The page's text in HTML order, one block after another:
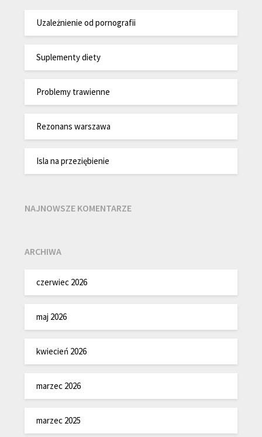
Uzależnienie od pornografii
Suplementy diety
Problemy trawienne
Rezonans warszawa
Isla na przeziębienie
NAJNOWSZE KOMENTARZE
ARCHIWA
czerwiec 2026
maj 2026
kwiecień 2026
marzec 2026
marzec 2025